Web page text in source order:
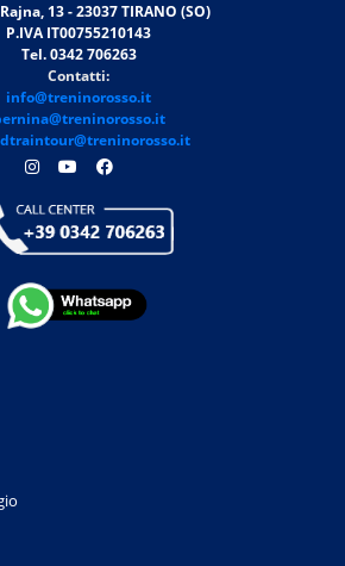
13 - 23037 TIRANO (SO)
P.IVA IT00755210143
Tel. 0342 706263
Contatti:
info@treninorosso.it